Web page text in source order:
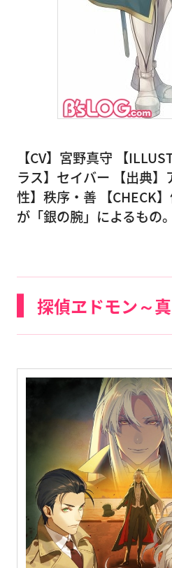
【CV】宮野真守 【
ラス】セイバー 【出典】
性】秩序・善 【CHECK
が「銀の腕」によるもの。
探偵ヱドモン～